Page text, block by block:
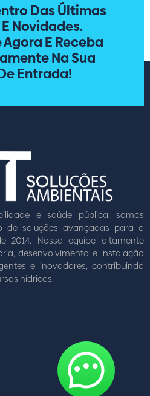
Das Últimas
Novidades.
E Receba
Na Sua
Entrada!
e saúde pública, somos
de soluções avançadas para o
2014. Nossa equipe altamente
desenvolvimento e instalação
e inovadores, contribuindo
hídricos.